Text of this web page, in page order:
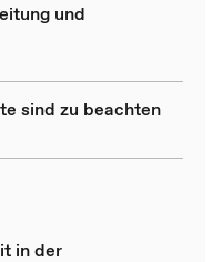
und
sind zu beachten
in der